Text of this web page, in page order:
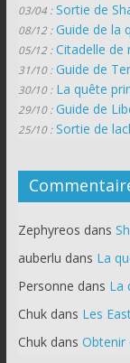
03/04 : Sortie de
08/12 : Guide de la
05/12 : Citadelle de
31/10 : Guide de
30/10 : La quête
29/10 : Guide de
25/10 : Sortie de
Zephyreos dans
auberlu dans La
Personne dans La
Chukdans Les
Chukdans Obtenir